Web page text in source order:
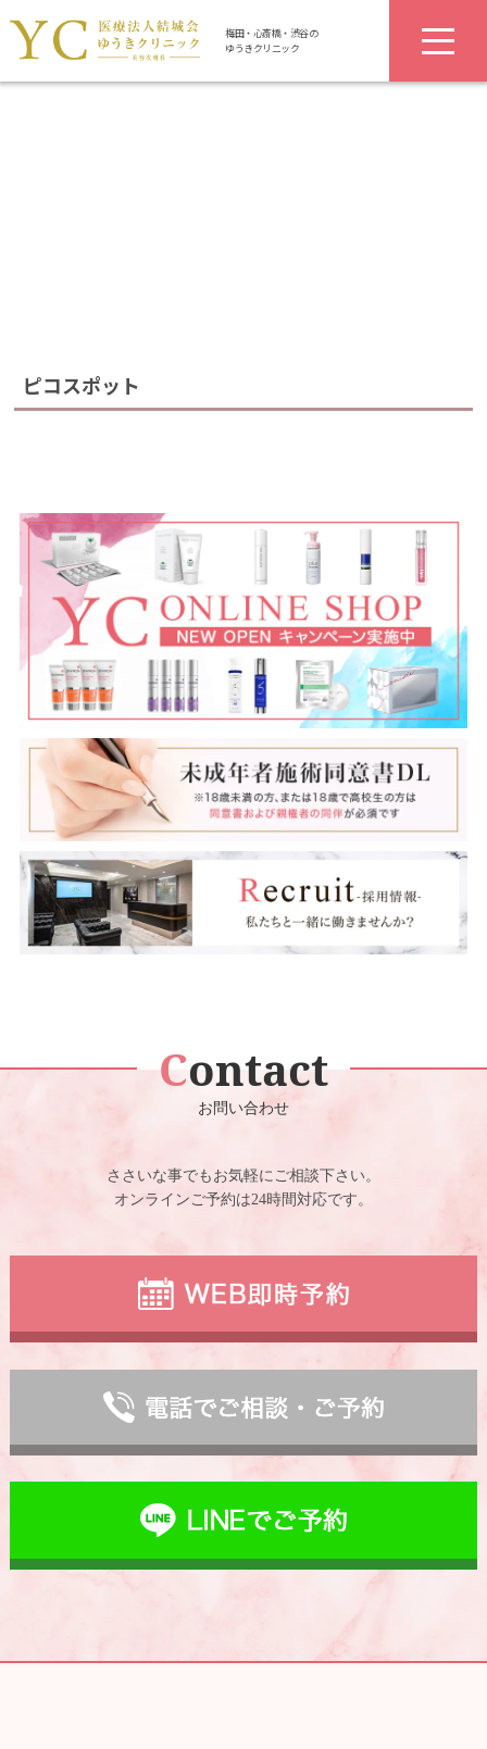
梅田・心斎橋・渋谷の
ゆうきクリニック
ピコスポット
Contact
お問い合わせ
ささいな事でもお気軽にご相談下さい。
オンラインご予約は24時間対応です。